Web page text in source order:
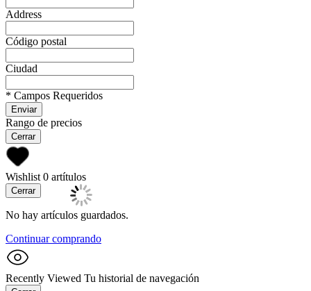
Address
Código postal
Ciudad
* Campos Requeridos
Enviar
Rango de precios
Cerrar
Wishlist0 artítulos
Cerrar
No hay artículos guardados.
Continuar comprando
Recently Viewed Tu historial de navegación